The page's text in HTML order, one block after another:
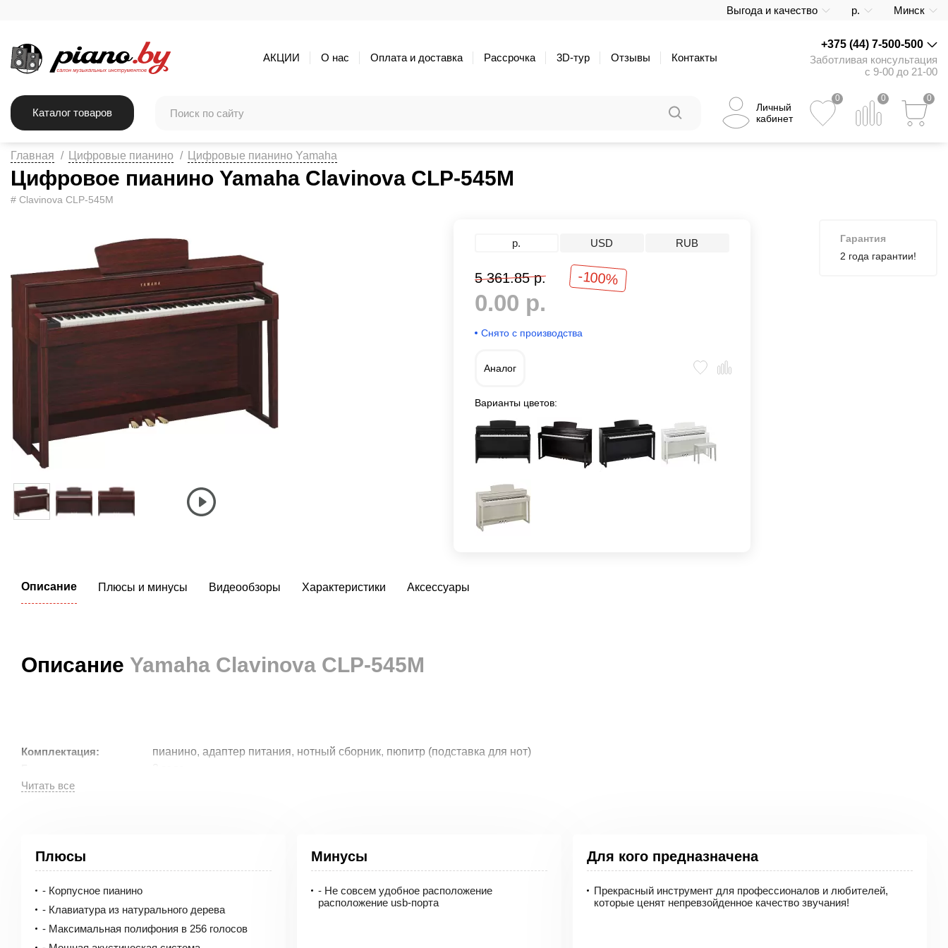
Выгода и качество р. Минск
АКЦИИ О нас Оплата и доставка Рассрочка 3D-тур Отзывы Контакты
+375 (44) 7-500-500
Заботливая консультация
с 9-00 до 21-00
Каталог товаров
Личный
кабинет
0 0 0
Главная Цифровые пианино Цифровые пианино Yamaha
Цифровое пианино Yamaha Clavinova CLP-545M
# Clavinova CLP-545M
р. USD RUB
5 361.85 р. -100%
0.00 р.
Снято с производства
Аналог
Варианты цветов:
Гарантия
2 года гарантии!
Описание Плюсы и минусы Видеообзоры Характеристики Аксессуары
Описание Yamaha Clavinova CLP-545M
Комплектация: пианино, адаптер питания, нотный сборник, пюпитр (подставка для нот)
Цифровое пианино CLP
- это инструмент, отличающийся красивым дизайном и высочайшим качеством
внутреннего наполнения. Глубокое выразительное звучание обеспечивается современным процессором Real Grand Expression,
превосходно передающим каждый полутон. Кроме того, на качество звука также влияет наличие дифференцированной системы
динамиков, качественного акустического оптимизатора, 256-нотной полифонии, а также многочисленных цифровых эффектов
Плюсы
- Корпусное пианино
- Клавиатура из натурального дерева
- Максимальная полифония в 256 голосов
Минусы
- Не совсем удобное расположение
расположение usb-порта
Для кого предназначена
Прекрасный инструмент для профессионалов и любителей,
которые ценят непревзойденное качество звучания!